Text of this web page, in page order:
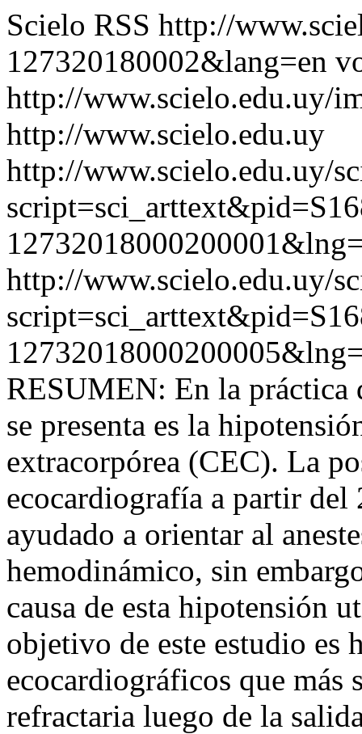
Scielo RSS http://
127320180002&lang=en
http://www.scielo.edu.uy/
http://www.scielo.edu.uy
http://www.scielo.edu.uy/
http://www.scielo.edu.uy/
RESUMEN: En la práctica
se presenta es la
extracorpórea (CEC). La
ecocardiografía a partir del
ayudado a orientar al
hemodinámico, sin
causa de esta hipotensión
objetivo de este estudio es
ecocardiográficos que más
refractaria luego de la